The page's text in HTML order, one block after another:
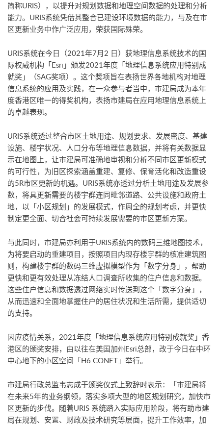
简称URIS），以提升对规划数据和地理空间数据的处理和分析
能力。URIS系统凭借其整合已建设环境数据的能力，与及在市
区更新业务中作广泛应用，荣获国际殊荣。
URIS系统在今日（2021年7月2 日）获地理信息系统技术的国
际权威机构「Esri」颁发2021年度「地理信息系统应用特别成
就奖」（SAG奖项）。这个奬项旨在表扬世界各地机构对地理
信息系统的应用及实践，在一众参与者当中，市建局成为本年
度香港区唯一的得奖机构，表扬市建局在应用地理信息系统上
的卓越表现。
URIS系统透过整合市区土地用途、规划要求、发展密度、基建
设施、楼宇状况、人口分布等地理信息数据，并将有关数据显
示在地图上，让市建局可准确地审视和分析不同市区更新模式
的可行性，为旧区探索涵盖重建、复修、保育活化和改造重设
的5R市区更新的机遇。URIS系统亦透过分析土地用途及发展参
数，将具更新需要的楼宇群连同毗邻道路、公共设施和政府土
地，以「小区规划」的发展模式，作周全的规划考虑，并更快
制定更全面、切合社会可持续发展需要的市区更新方案。
与此同时，市建局亦利用于URIS系统内的数码三维地图技术，
为将要启动的重建项目，按照项目内现存楼宇群的核准建筑图
则，构建楼宇群的数码三维虚拟模型作为「数字分身」，帮助
更快和更有效处理从冻结人口调查所收集的住户信息和数据。
这些住户信息和数据透过网络实时传送到这个「数字分身」，
从而迅速和全面地掌握住户的居住状况和生活所需，提供适切
的支持。
因应疫情关系，2021年度「地理信息系统应用特别成就奖」香
港区的颁奖安排，由以往在美国加州Esri总部，改于今日在中环
中心地下的小区空间「H6 CONET」举行。
市建局行政总监韦志成于颁奖仪式上致辞时表示：「市建局将
在未来5年的业务纲领，落实多项大型的地区规划研究，加快市
区更新的步伐。随着URIS 系统踏入实际应用阶段，将有助市建
局在规划、安置、财政及技术研究等层面，提升工作效率，加